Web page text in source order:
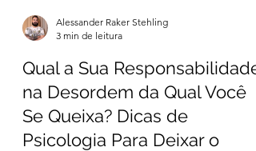
Alessander Raker Stehling
3 min de leitura
Qual a Sua Responsabilidade